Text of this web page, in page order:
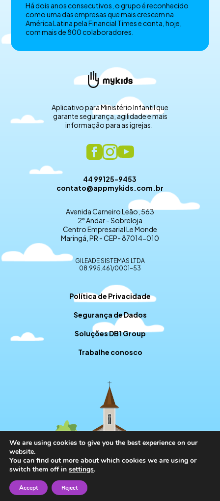
Há dois anos consecutivos, o grupo é reconhecido
como uma das empresas que mais crescem na
América Latina pela Financial Times e conta, hoje,
com mais de 800 colaboradores.
Aplicativo para Ministério Infantil que
garante segurança, agilidade e mais
informação para as igrejas.
44 99125-9453
contato@appmykids.com.br
Avenida Carneiro Leão, 563
2° Andar - Sobreloja
Centro Empresarial Le Monde
Maringá, PR - CEP- 87014-010
GILEADE SISTEMAS LTDA
08.995.461/0001-53
Política de Privacidade
Segurança de Dados
Soluções DB1 Group
Trabalhe conosco
We are using cookies to give you the best experience on our
website.
You can find out more about which cookies we are using or
switch them off in settings.
Accept Reject